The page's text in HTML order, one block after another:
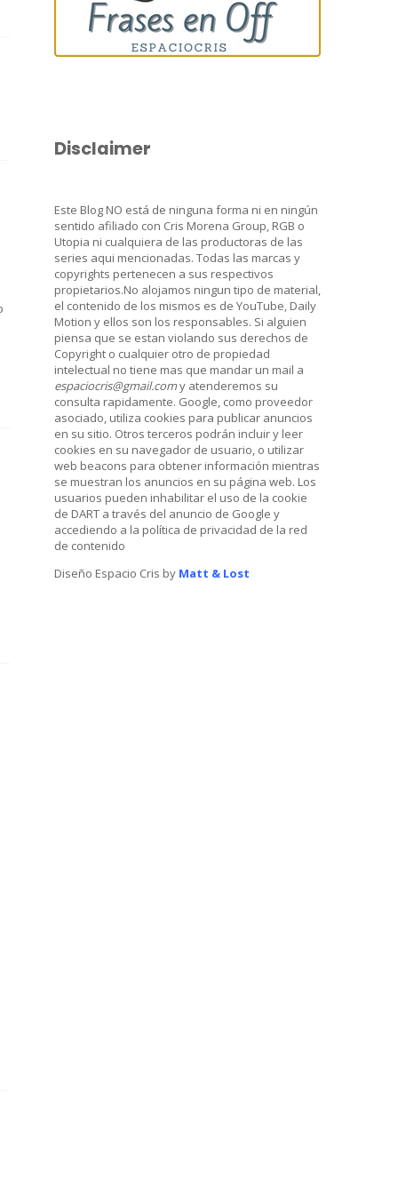
Disclaimer
Este Blog NO está de ninguna forma ni en ningún
sentido afiliado con Cris Morena Group, RGB o
Utopia ni cualquiera de las productoras de las
series aqui mencionadas. Todas las marcas y
copyrights pertenecen a sus respectivos
propietarios.No alojamos ningun tipo de material,
el contenido de los mismos es de YouTube, Daily
Motion y ellos son los responsables. Si alguien
piensa que se estan violando sus derechos de
Copyright o cualquier otro de propiedad
intelectual no tiene mas que mandar un mail a
espaciocris@gmail.comy atenderemos su
consulta rapidamente. Google, como proveedor
asociado, utiliza cookies para publicar anuncios
en su sitio. Otros terceros podrán incluir y leer
cookies en su navegador de usuario, o utilizar
web beacons para obtener información mientras
se muestran los anuncios en su página web. Los
usuarios pueden inhabilitar el uso de la cookie
de DART a través del anuncio de Google y
accediendo a la política de privacidad de la red
de contenido
Diseño Espacio Cris by Matt & Lost